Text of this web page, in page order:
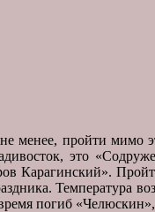
менее, пройти мимо
это
Карагинский».
Температура
погиб